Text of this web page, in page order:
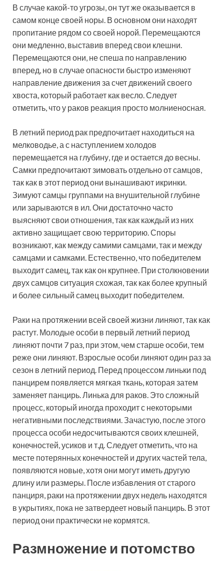
В случае какой-то угрозы, он тут же оказывается в
самом конце своей норы. В основном они находят
пропитание рядом со своей норой. Перемещаются
они медленно, выставив вперед свои клешни.
Перемещаются они, не спеша по направлению
вперед, но в случае опасности быстро изменяют
направление движения за счет движений своего
хвоста, который работает как весло. Следует
отметить, что у раков реакция просто молниеносная.
В летний период рак предпочитает находиться на
мелководье, а с наступлением холодов
перемещается на глубину, где и остается до весны.
Самки предпочитают зимовать отдельно от самцов,
так как в этот период они вынашивают икринки.
Зимуют самцы группами на внушительной глубине
или зарываются в ил. Они достаточно часто
выясняют свои отношения, так как каждый из них
активно защищает свою территорию. Споры
возникают, как между самими самцами, так и между
самцами и самками. Естественно, что победителем
выходит самец, так как он крупнее. При столкновении
двух самцов ситуация схожая, так как более крупный
и более сильный самец выходит победителем.
Раки на протяжении всей своей жизни линяют, так как
растут. Молодые особи в первый летний период
линяют почти 7 раз, при этом, чем старше особи, тем
реже они линяют. Взрослые особи линяют один раз за
сезон в летний период. Перед процессом линьки под
панцирем появляется мягкая ткань, которая затем
заменяет панцирь. Линька для раков. Это сложный
процесс, который иногда проходит с некоторыми
негативными последствиями. Зачастую, после этого
процесса особи недосчитываются своих клешней,
конечностей, усиков и т.д. Следует отметить, что на
месте потерянных конечностей и других частей тела,
появляются новые, хотя они могут иметь другую
длину или размеры. После избавления от старого
панциря, раки на протяжении двух недель находятся
в укрытиях, пока не затвердеет новый панцирь. В этот
период они практически не кормятся.
Размножение и потомство